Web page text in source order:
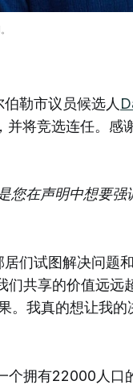
勒市议员候选人
将竞选连任。感
在声明中想要强
们试图解决问题
们共享的价值远远
。我真的想让我的
个拥有22000人口